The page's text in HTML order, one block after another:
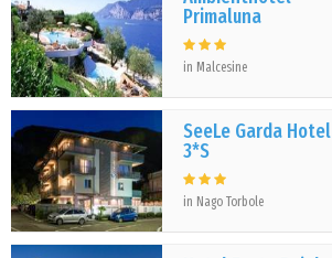
Primaluna
in Malcesine
SeeLe Garda Hotel
3*S
in Nago Torbole